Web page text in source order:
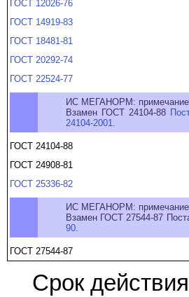
ГОСТ 12026-76
ГОСТ 14919-83
ГОСТ 18481-81
ГОСТ 20292-74
ГОСТ 22524-77
ИС МЕГАНОРМ: примечание.
Взамен ГОСТ 24104-88
24104-2001
ГОСТ 24104-88
ГОСТ 24908-81
ГОСТ 25336-82
ИС МЕГАНОРМ: примечание.
Взамен ГОСТ 27544-87
90.
ГОСТ 27544-87
Срок